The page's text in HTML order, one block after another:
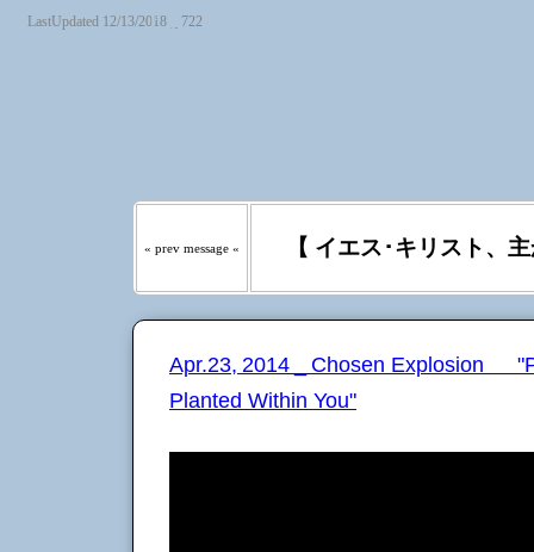
LastUpdated 12/13/2018 _ 722『わたしの羊は わたしの
« prev message « 【 イエス･キリスト、
Apr.23, 2014 _ Chosen Explosion
Planted Within You"